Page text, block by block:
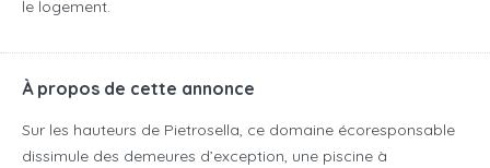
le logement.
À propos de cette annonce
Sur les hauteurs de Pietrosella, ce domaine écoresponsable
dissimule des demeures d’exception, une piscine à